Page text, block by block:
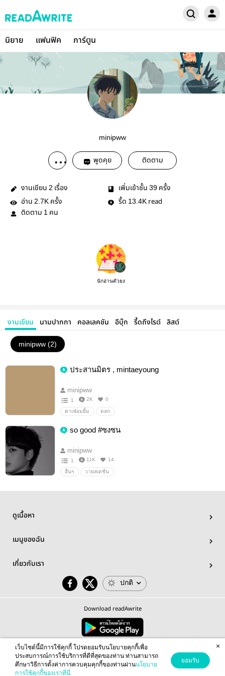
นิยาย แฟนฟิค การ์ตูน
minipww
พูดคุย ติดตาม
งานเขียน 2 เรื่อง เพิ่มเข้าชั้น 39 ครั้ง
อ่าน 2.7K ครั้ง รี้ด 13.4K read
ติดตาม 1 คน
นักอ่านตัวยง
งานเขียน นามปากกา คอลเลคชัน อีบุ๊ก รี้ดถึงไรต์ ลิสต์
minipww (2)
ประสานมิตร , mintaeyoung
minipww
1 2K 0
คาเฟ่อมยิ้ม ตลก
so good #ซงซน
minipww
1 11K 14
อื่นๆ วายสเตชั่น
ดูเนื้อหา
เมนูของฉัน
เกี่ยวกับเรา
ปกติ
Download readAwrite
© 2026 readAwrite.com by MEB Corporation Public Company Limited
This site is protected by reCAPTCHA and the Google Privacy Policy Terms of Serviceapply.
เว็บไซต์นี้มีการใช้คุกกี้ โปรดยอมรับนโยบายคุกกี้เพื่อ
ประสบการณ์การใช้บริการที่ดีที่สุดของท่าน ท่านสามารถ
ศึกษาวิธีการตั้งค่าการควบคุมคุกกี้ของท่านผ่านนโยบาย
การใช้คุกกี้ของเราที่นี่
ยอมรับ
×